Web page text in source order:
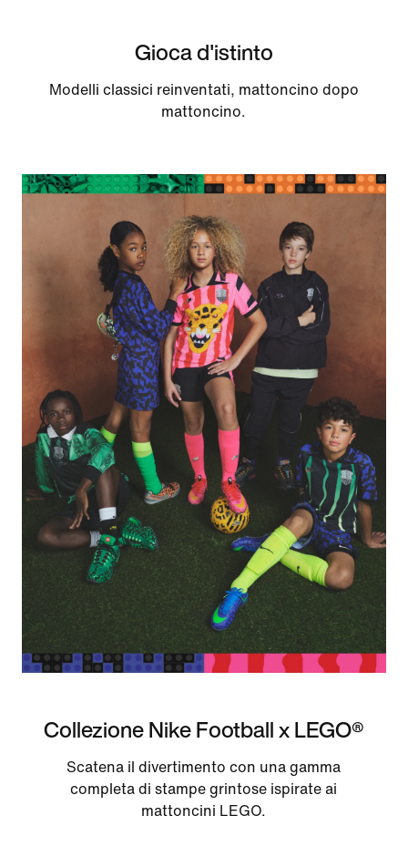
Gioca d'istinto
Modelli classici reinventati, mattoncino dopo
mattoncino.
Collezione Nike Football x LEGO®
Scatena il divertimento con una gamma
completa di stampe grintose ispirate ai
mattoncini LEGO.